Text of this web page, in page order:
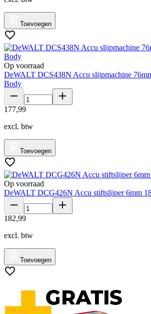
Toevoegen
Op voorraad
DeWALT DCS438N Accu slijpmachine
Body
177,99
excl. btw
Toevoegen
Op voorraad
DeWALT DCG426N Accu stiftslijper 6mm
182,99
excl. btw
Toevoegen